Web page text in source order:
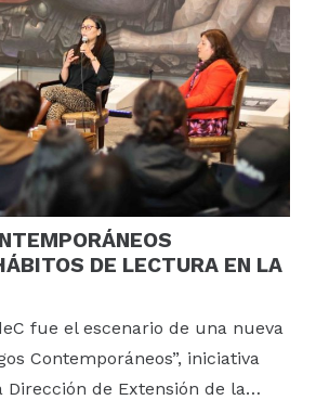
DE LECTURA EN LA
fue el escenario de una nueva
Contemporáneos”, iniciativa
Dirección de Extensión de la…